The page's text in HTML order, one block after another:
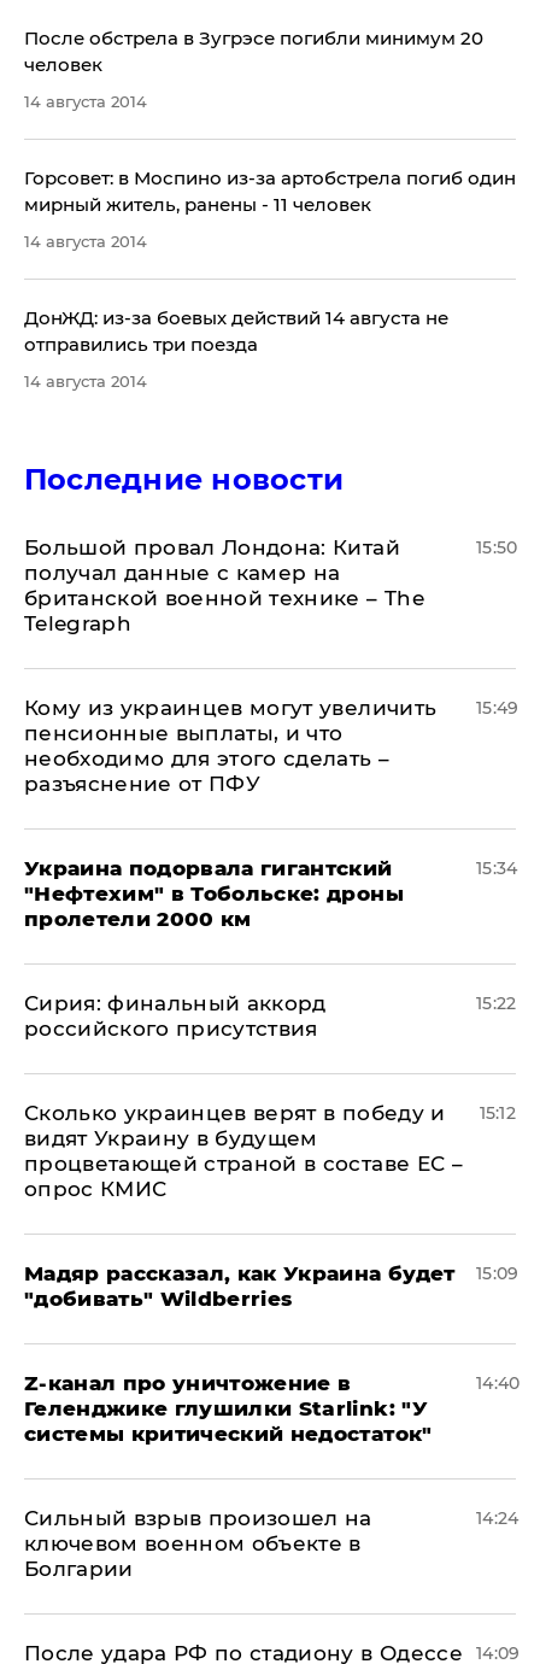
После обстрела в Зугрэсе погибли минимум 20
человек
14 августа 2014
​Горсовет: в Моспино из-за артобстрела погиб один
мирный житель, ранены - 11 человек
14 августа 2014
ДонЖД: из-за боевых действий 14 августа не
отправились три поезда
14 августа 2014
Последние новости
Большой провал Лондона: Китай
получал данные с камер на
британской военной технике – The
Telegraph
15:50
Кому из украинцев могут увеличить
пенсионные выплаты, и что
необходимо для этого сделать –
разъяснение от ПФУ
15:49
Украина подорвала гигантский
"Нефтехим" в Тобольске: дроны
пролетели 2000 км
15:34
​Сирия: финальный аккорд
российского присутствия
15:22
Сколько украинцев верят в победу и
видят Украину в будущем
процветающей страной в составе ЕС –
опрос КМИС
15:12
Мадяр рассказал, как Украина будет
"добивать" Wildberries
15:09
Z-канал про уничтожение в
Геленджике глушилки Starlink: "У
системы критический недостаток"
14:40
Сильный взрыв произошел на
ключевом военном объекте в
Болгарии
14:24
После удара РФ по стадиону в Одессе 14:09